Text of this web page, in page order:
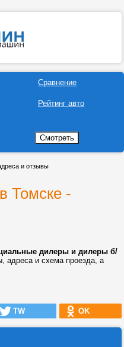
Сравнение
Рейтинг авто
и отзывы
Томске -
дилеры и дилеры б/
адреса и схема проезда, а
TW OK